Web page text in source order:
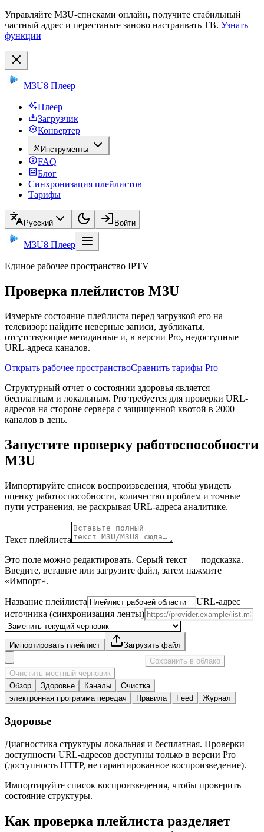
Управляйте M3U-списками онлайн, получите стабильный
частный адрес и перестаньте заново настраивать ТВ. Узнать
функции
M3U8 Плеер
Плеер
Загрузчик
Конвертер
Инструменты
FAQ
Блог
Синхронизация плейлистов
Тарифы
Русский Войти
M3U8 Плеер
Единое рабочее пространство IPTV
Проверка плейлистов M3U
Измерьте состояние плейлиста перед загрузкой его на
телевизор: найдите неверные записи, дубликаты,
отсутствующие метаданные и, в версии Pro, недоступные
URL-адреса каналов.
Открыть рабочее пространствоСравнить тарифы Pro
Структурный отчет о состоянии здоровья является
бесплатным и локальным. Pro требуется для проверки URL-
адресов на стороне сервера с защищенной квотой в 2000
каналов в день.
Запустите проверку работоспособности
M3U
Импортируйте список воспроизведения, чтобы увидеть
оценку работоспособности, количество проблем и точные
пути устранения, не раскрывая URL-адреса аналитике.
Текст плейлиста
Это поле можно редактировать. Серый текст — подсказка.
Введите, вставьте или загрузите файл, затем нажмите
«Импорт».
Название плейлиста
URL-адрес
источника (синхронизация ленты)
Импортировать плейлист
Загрузить файл
Сохранить в облако
Очистить местный черновик
Обзор
Здоровье Каналы
Очистка
электронная программа передач
Правила Feed Журнал
Здоровье
Диагностика структуры локальная и бесплатная. Проверки
доступности URL-адресов доступны только в версии Pro
(доступность HTTP, не гарантированное воспроизведение).
Импортируйте список воспроизведения, чтобы проверить
состояние структуры.
Как проверка плейлиста разделяет